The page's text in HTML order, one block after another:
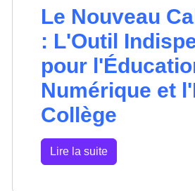
Le Nouveau
: L'Outil
pour
Numérique et
Collège
Lire la suite